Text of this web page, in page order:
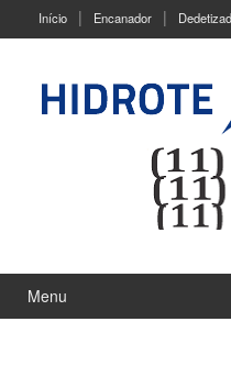
Início Encanador
Menu